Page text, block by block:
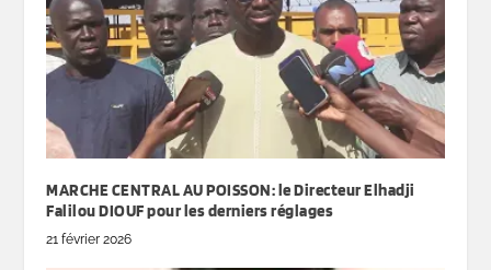
MARCHE CENTRAL AU POISSON: le Directeur Elhadji
Falilou DIOUF pour les derniers réglages
21 février 2026